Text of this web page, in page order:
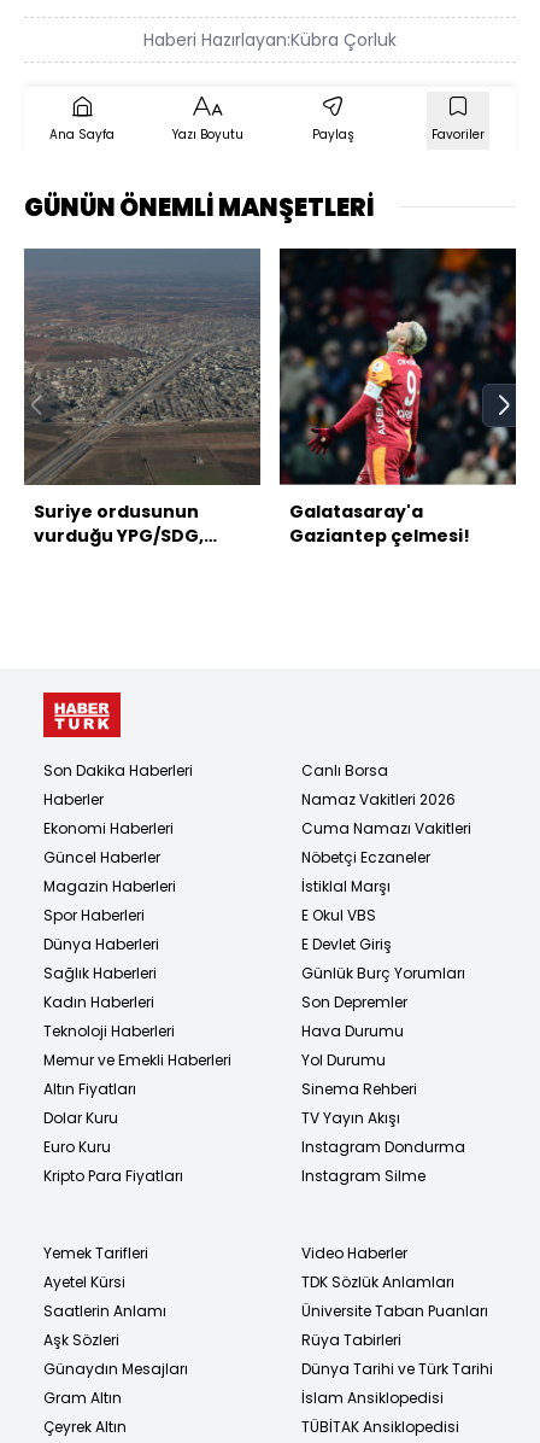
Haberi Hazırlayan:Kübra Çorluk
Ana Sayfa Yazı Boyutu Paylaş Favoriler
GÜNÜN ÖNEMLİ MANŞETLERİ
Suriye ordusunun
vurduğu YPG/SDG,
Galatasaray'a
Gaziantep çelmesi!
Son Dakika Haberleri
Haberler
Ekonomi Haberleri
Güncel Haberler
Magazin Haberleri
Spor Haberleri
Dünya Haberleri
Sağlık Haberleri
Kadın Haberleri
Teknoloji Haberleri
Memur ve Emekli Haberleri
Altın Fiyatları
Dolar Kuru
Euro Kuru
Kripto Para Fiyatları
Canlı Borsa
Namaz Vakitleri 2026
Cuma Namazı Vakitleri
Nöbetçi Eczaneler
İstiklal Marşı
E Okul VBS
E Devlet Giriş
Günlük Burç Yorumları
Son Depremler
Hava Durumu
Yol Durumu
Sinema Rehberi
TV Yayın Akışı
Instagram Dondurma
Instagram Silme
Yemek Tarifleri
Ayetel Kürsi
Saatlerin Anlamı
Aşk Sözleri
Günaydın Mesajları
Gram Altın
Çeyrek Altın
Video Haberler
TDK Sözlük Anlamları
Üniversite Taban Puanları
Rüya Tabirleri
Dünya Tarihi ve Türk Tarihi
İslam Ansiklopedisi
TÜBİTAK Ansiklopedisi